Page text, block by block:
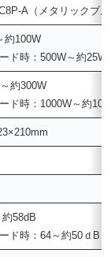
A（メタリックブ
約100W
ド時：500W～約25W
約300W
ド時：1000W～約
58dB
ド時：64～約50ｄB